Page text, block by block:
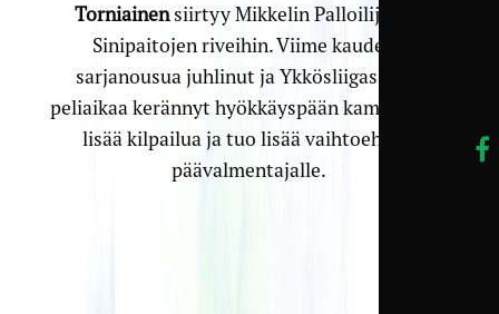
Torniainensiirtyy Mikkelin Palloilijoista
Sinipaitojen riveihin. Viime kaudella
sarjanousua juhlinut ja Ykkösliigassakin
peliaikaa kerännyt hyökkäyspään kameleontti
lisää kilpailua ja tuo lisää vaihtoehtoja
päävalmentajalle.